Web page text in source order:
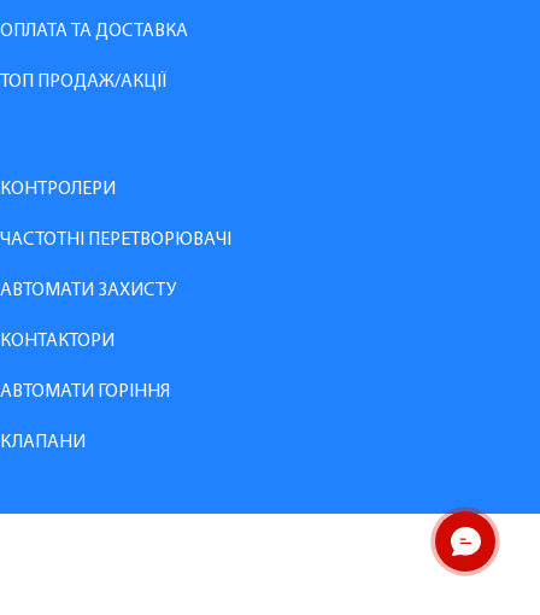
ОПЛАТА ТА ДОСТАВКА
ТОП ПРОДАЖ/АКЦІЇ
КОНТРОЛЕРИ
ЧАСТОТНІ ПЕРЕТВОРЮВАЧІ
АВТОМАТИ ЗАХИСТУ
КОНТАКТОРИ
АВТОМАТИ ГОРІННЯ
КЛАПАНИ
ОНЛАЙН ЧАТ